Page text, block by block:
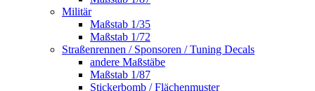
Militär
Maßstab 1/35
Maßstab 1/72
Straßenrennen / Sponsoren / Tuning Decals
andere Maßstäbe
Maßstab 1/87
Stickerbomb / Flächenmuster